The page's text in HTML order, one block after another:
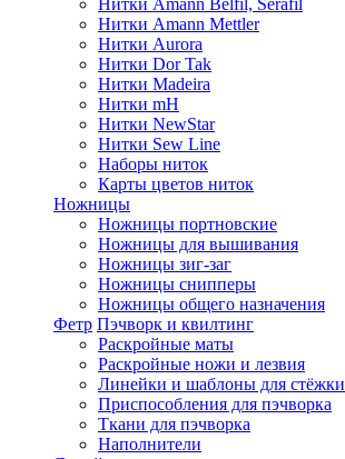
Нитки Amann Belfil, Serafil
Нитки Amann Mettler
Нитки Aurora
Нитки Dor Tak
Нитки Madeira
Нитки mH
Нитки NewStar
Нитки Sew Line
Наборы ниток
Карты цветов ниток
Ножницы
Ножницы портновские
Ножницы для вышивания
Ножницы зиг-заг
Ножницы снипперы
Ножницы общего назначения
Фетр Пэчворк и квилтинг
Раскройные маты
Раскройные ножи и лезвия
Линейки и шаблоны для стёжки
Приспособления для пэчворка
Ткани для пэчворка
Наполнители